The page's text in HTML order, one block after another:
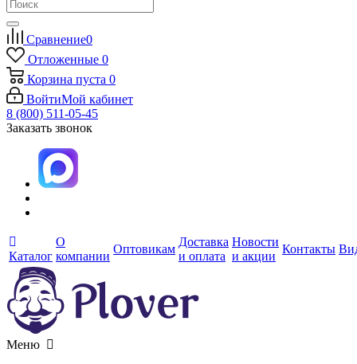
Сравнение0
Отложенные 0
Корзина пуста 0
ВойтиМой кабинет
8 (800) 511-05-45
Заказать звонок
Каталог
О
компании
Оптовикам
Доставка
и оплата
Новости
и акции
Контакты
Меню